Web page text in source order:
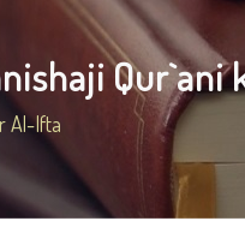
Qur`ani
Al-Ifta